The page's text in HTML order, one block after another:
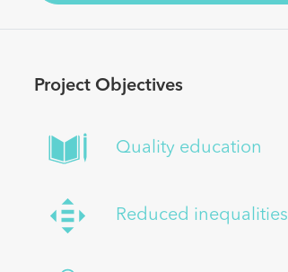
Project Objectives
Quality education
Reduced inequalities